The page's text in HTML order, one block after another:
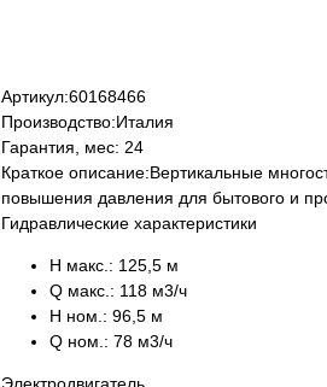
Артикул:60168466
Производство:Италия
Гарантия, мес: 24
Краткое описание:Вертикальные
повышения давления для бытового и
Гидравлические характеристики
H макс.: 125,5 м
Q макс.: 118 м3/ч
H ном.: 96,5 м
Q ном.: 78 м3/ч